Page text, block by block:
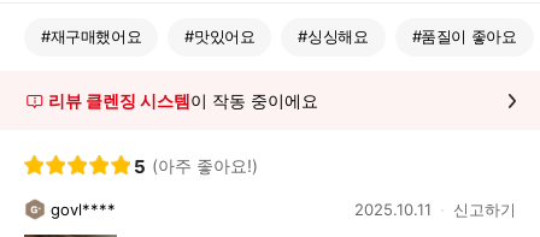
#재구매했어요 #맛있어요 #싱싱해요 #품질이 좋아요
리뷰 클렌징 시스템이 작동 중이에요
5 (아주 좋아요!)
govl**** 2025.10.11 신고하기